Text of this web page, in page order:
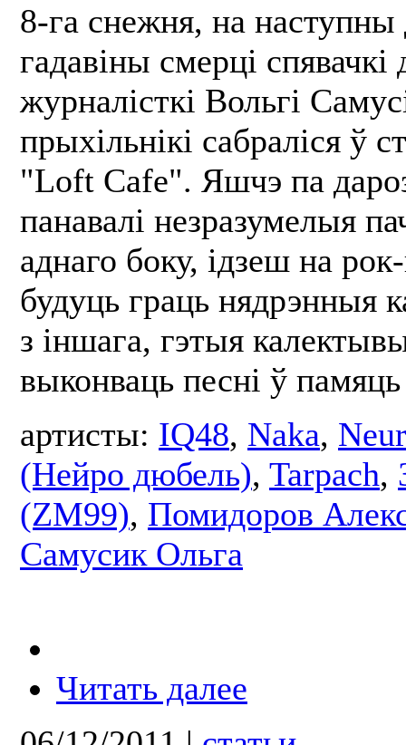
8-га снежня, на наступны
гадавіны смерці спявачкі
журналісткі Вольгі
прыхільнікі сабраліся ў
"Loft Cafe". Яшчэ па
панавалі незразумелыя
аднаго боку, ідзеш на
будуць граць нядрэнныя
з іншага, гэтыя
выконваць песні ў
артисты: IQ48, Naka,
(Нейро дюбель), Tarpach,
(ZM99), Помидоров
Самусик Ольга
Читать далее